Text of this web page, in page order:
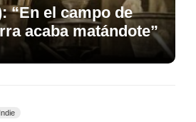
“En el campo de
acaba matándote”